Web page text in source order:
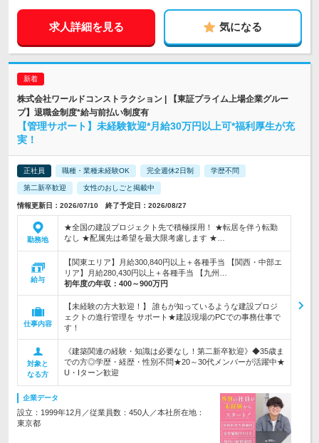
求人詳細を見る 気になる
株式会社ワールドコンストラクション | 【東証プライム上場企業グルー
プ】退職金制度*給与前払い制度有
【管理サポート】未経験歓迎*月給30万円以上可*福利厚生が充
実！
正社員 職種・業種未経験OK 完全週休2日制 学歴不問
第二新卒歓迎 女性のおしごと掲載中
情報更新日：2026/07/10 終了予定日：2026/08/27
勤務地
★全国の建設プロジェクト先で積極採用！ ★転居を伴う転勤
なし ★配属先は希望を最大限考慮します ★…
給与
【関東エリア】月給300,840円以上＋各種手当 【関西・中部エ
リア】月給280,430円以上＋各種手当 【九州…
初年度の年収： 400～900万円
仕事内容
【未経験の方大歓迎！】 誰もが知っているような建設プロジ
ェクトの進行管理を サポート★建設現場のPCでの事務仕事で
す！
対象と
なる方
《建築関連の経験・知識は必要なし！第二新卒歓迎》◆35歳ま
での方◎学歴・経歴・性別不問★20～30代メンバーが活躍中★
U・Iターン歓迎
企業データ
設立：1999年12月／従業員数：450人／本社所在地：
東京都